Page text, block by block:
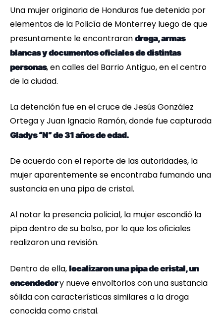
Una mujer originaria de Honduras fue detenida por
elementos de la Policía de Monterrey luego de que
presuntamente le encontraran droga, armas
blancas y documentos oficiales de distintas
personas, en calles del Barrio Antiguo, en el centro
de la ciudad.
La detención fue en el cruce de Jesús González
Ortega y Juan Ignacio Ramón, donde fue capturada
Gladys “N” de 31 años de edad.
De acuerdo con el reporte de las autoridades, la
mujer aparentemente se encontraba fumando una
sustancia en una pipa de cristal.
Al notar la presencia policial, la mujer escondió la
pipa dentro de su bolso, por lo que los oficiales
realizaron una revisión.
Dentro de ella, localizaron una pipa de cristal, un
encendedory nueve envoltorios con una sustancia
sólida con características similares a la droga
conocida como cristal.